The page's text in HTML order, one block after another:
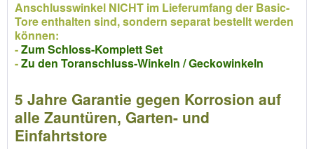
Anschlusswinkel NICHT im Lieferumfang der Basic-
Tore enthalten sind, sondern separat bestellt werden
können:
-Zum Schloss-Komplett Set
-Zu den Toranschluss-Winkeln / Geckowinkeln
5 Jahre Garantie gegen Korrosion auf
alle Zauntüren, Garten- und
Einfahrtstore